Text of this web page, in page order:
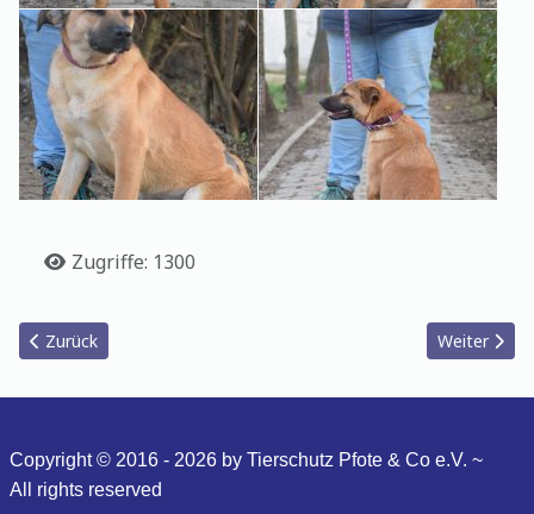
Details
Zugriffe: 1300
Vorheriger Beitrag: Zero
Zurück Nächster
Weiter
Copyright © 2016 - 2026 by Tierschutz Pfote & Co e.V. ~
All rights reserved